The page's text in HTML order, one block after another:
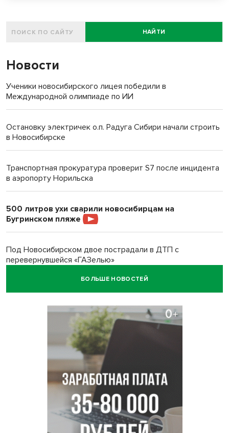
НАЙТИ
Новости
Ученики новосибирского лицея победили в
Международной олимпиаде по ИИ
Остановку электричек о.п. Радуга Сибири начали строить
в Новосибирске
Транспортная прокуратура проверит S7 после инцидента
в аэропорту Норильска
500 литров ухи сварили новосибирцам на
Бугринском пляже
Под Новосибирском двое пострадали в ДТП с
перевернувшейся «ГАЗелью»
БОЛЬШЕ НОВОСТЕЙ